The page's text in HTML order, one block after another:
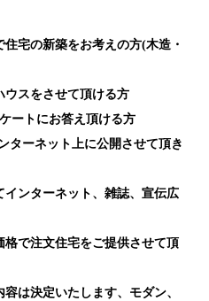
宅の新築をお考えの方(木造・
スをさせて頂ける方
ートにお答え頂ける方
ターネット上に公開させて頂き
ンターネット、雑誌、宣伝広
で注文住宅をご提供させて頂
は決定いたします、モダン、